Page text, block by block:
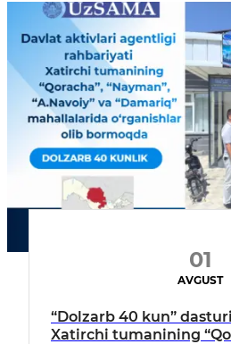
01
AVGUST
“Dolzarb 40 kun”
Xatirchi tumanining